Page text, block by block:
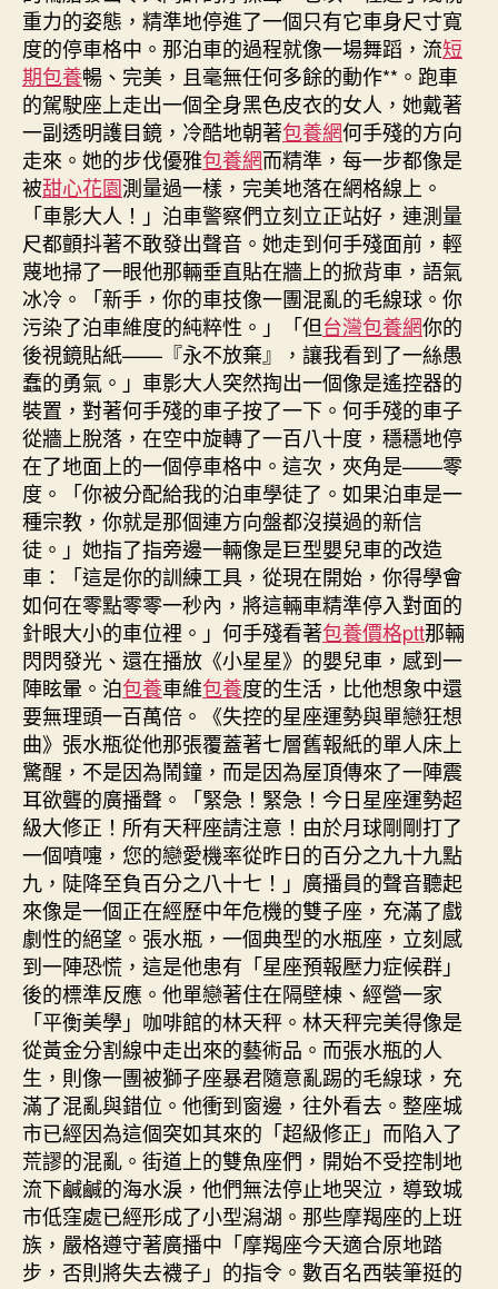
重力的姿態，精準地停進了一個只有它車身尺寸寬
度的停車格中。那泊車的過程就像一場舞蹈，流短
期包養暢、完美，且毫無任何多餘的動作**。跑車
的駕駛座上走出一個全身黑色皮衣的女人，她戴著
一副透明護目鏡，冷酷地朝著包養網何手殘的方向
走來。她的步伐優雅包養網而精準，每一步都像是
被甜心花園測量過一樣，完美地落在網格線上。
「車影大人！」泊車警察們立刻立正站好，連測量
尺都顫抖著不敢發出聲音。她走到何手殘面前，輕
蔑地掃了一眼他那輛垂直貼在牆上的掀背車，語氣
冰冷。「新手，你的車技像一團混亂的毛線球。你
污染了泊車維度的純粹性。」「但台灣包養網你的
後視鏡貼紙——『永不放棄』，讓我看到了一絲愚
蠢的勇氣。」車影大人突然掏出一個像是遙控器的
裝置，對著何手殘的車子按了一下。何手殘的車子
從牆上脫落，在空中旋轉了一百八十度，穩穩地停
在了地面上的一個停車格中。這次，夾角是——零
度。「你被分配給我的泊車學徒了。如果泊車是一
種宗教，你就是那個連方向盤都沒摸過的新信
徒。」她指了指旁邊一輛像是巨型嬰兒車的改造
車：「這是你的訓練工具，從現在開始，你得學會
如何在零點零零一秒內，將這輛車精準停入對面的
針眼大小的車位裡。」何手殘看著包養價格ptt那輛
閃閃發光、還在播放《小星星》的嬰兒車，感到一
陣眩暈。泊包養車維包養度的生活，比他想象中還
要無理頭一百萬倍。《失控的星座運勢與單戀狂想
曲》張水瓶從他那張覆蓋著七層舊報紙的單人床上
驚醒，不是因為鬧鐘，而是因為屋頂傳來了一陣震
耳欲聾的廣播聲。「緊急！緊急！今日星座運勢超
級大修正！所有天秤座請注意！由於月球剛剛打了
一個噴嚏，您的戀愛機率從昨日的百分之九十九點
九，陡降至負百分之八十七！」廣播員的聲音聽起
來像是一個正在經歷中年危機的雙子座，充滿了戲
劇性的絕望。張水瓶，一個典型的水瓶座，立刻感
到一陣恐慌，這是他患有「星座預報壓力症候群」
後的標準反應。他單戀著住在隔壁棟、經營一家
「平衡美學」咖啡館的林天秤。林天秤完美得像是
從黃金分割線中走出來的藝術品。而張水瓶的人
生，則像一團被獅子座暴君隨意亂踢的毛線球，充
滿了混亂與錯位。他衝到窗邊，往外看去。整座城
市已經因為這個突如其來的「超級修正」而陷入了
荒謬的混亂。街道上的雙魚座們，開始不受控制地
流下鹹鹹的海水淚，他們無法停止地哭泣，導致城
市低窪處已經形成了小型潟湖。那些摩羯座的上班
族，嚴格遵守著廣播中「摩羯座今天適合原地踏
步，否則將失去襪子」的指令。數百名西裝筆挺的